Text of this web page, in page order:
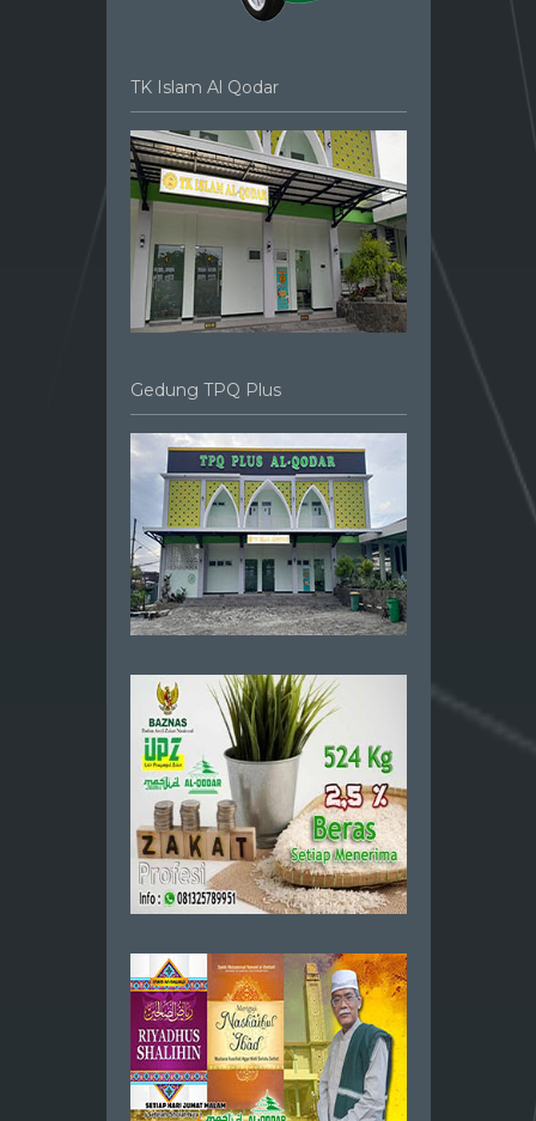
TK Islam Al Qodar
Gedung TPQ Plus